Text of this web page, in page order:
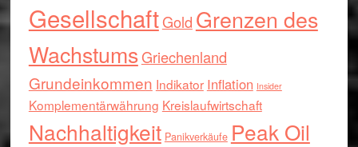
GesellschaftGold Grenzen des
WachstumsGriechenland
Grundeinkommen Indikator Inflation Insider
Komplementärwährung Kreislaufwirtschaft
Nachhaltigkeit Panikverkäufe Peak Oil